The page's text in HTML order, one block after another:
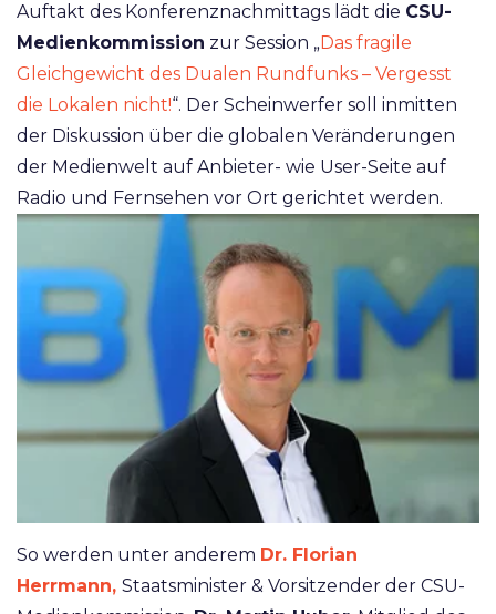
Auftakt des Konferenznachmittags lädt die CSU-
Medienkommission zur Session „Das fragile
Gleichgewicht des Dualen Rundfunks – Vergesst
die Lokalen nicht!“. Der Scheinwerfer soll inmitten
der Diskussion über die globalen Veränderungen
der Medienwelt auf Anbieter- wie User-Seite auf
Radio und Fernsehen vor Ort gerichtet werden.
So werden unter anderem Dr. Florian
Herrmann, Staatsminister & Vorsitzender der CSU-